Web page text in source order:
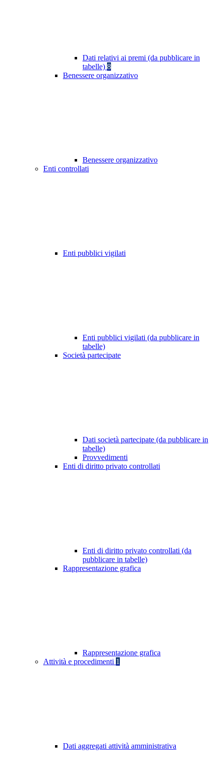
Dati relativi ai premi (da pubblicare in
tabelle) 8
Benessere organizzativo
Benessere organizzativo
Enti controllati
Enti pubblici vigilati
Enti pubblici vigilati (da pubblicare in
tabelle)
Società partecipate
Dati società partecipate (da pubblicare in
tabelle)
Provvedimenti
Enti di diritto privato controllati
Enti di diritto privato controllati (da
pubblicare in tabelle)
Rappresentazione grafica
Rappresentazione grafica
Attività e procedimenti 1
Dati aggregati attività amministrativa